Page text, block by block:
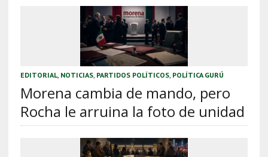
EDITORIAL, NOTICIAS, PARTIDOS POLÍTICOS, POLÍTICA GURÚ
Morena cambia de mando, pero
Rocha le arruina la foto de unidad